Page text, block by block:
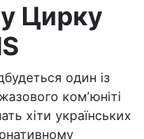
Цирку
один із
комʼюніті
хіти українських